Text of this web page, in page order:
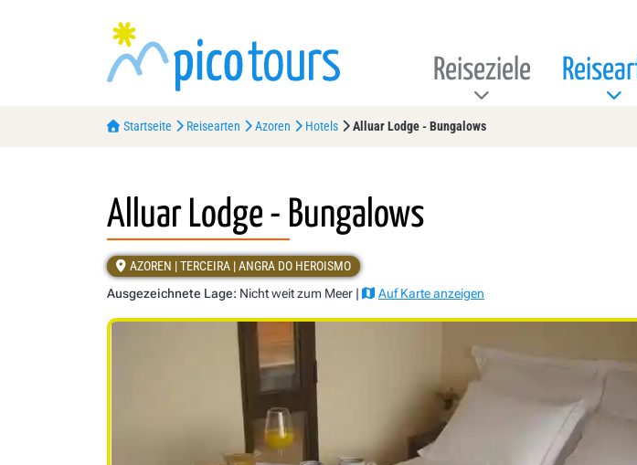
Reiseziele
Startseite Reisearten Azoren Hotels Alluar Lodge - Bungalows
Alluar Lodge - Bungalows
AZOREN | TERCEIRA | ANGRA DO HEROISMO
Ausgezeichnete Lage: Nicht weit zum Meer | Auf Karte anzeigen